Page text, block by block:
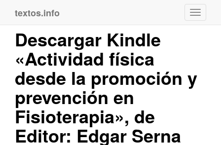
textos.info
Descargar Kindle
«Actividad física
desde la promoción y
prevención en
Fisioterapia», de
Editor: Edgar Serna